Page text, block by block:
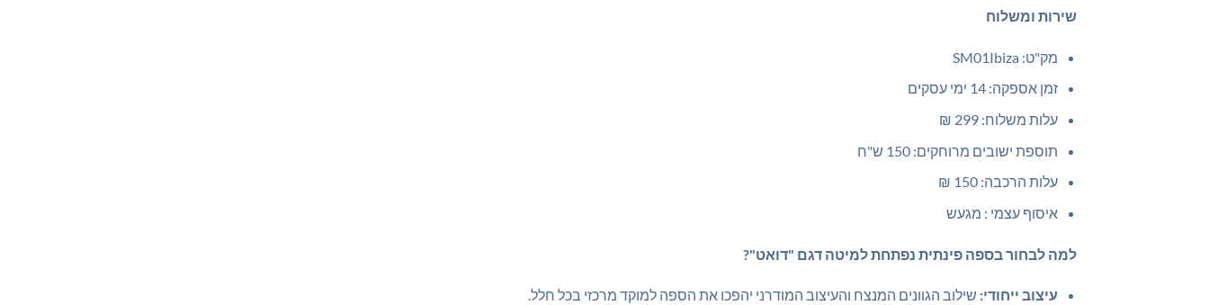
שירות ומשלוח
מק"ט: SM01Ibiza
זמן אספקה: 14 ימי עסקים
עלות משלוח: 299 ₪
תוספת ישובים מרוחקים: 150 ש"ח
עלות הרכבה: 150 ₪
איסוף עצמי : מגעש
למה לבחור בספה פינתית נפתחת למיטה דגם "דואט"?
עיצוב ייחודי: שילוב הגוונים המנצח והעיצוב המודרני יהפכו את הספה למוקד מרכזי בכל חלל.